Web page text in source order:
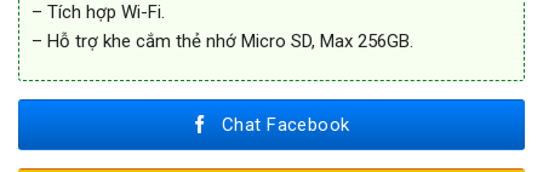
– Tích hợp Wi-Fi.
– Hỗ trợ khe cắm thẻ nhớ Micro SD, Max 256GB.
Chat Facebook